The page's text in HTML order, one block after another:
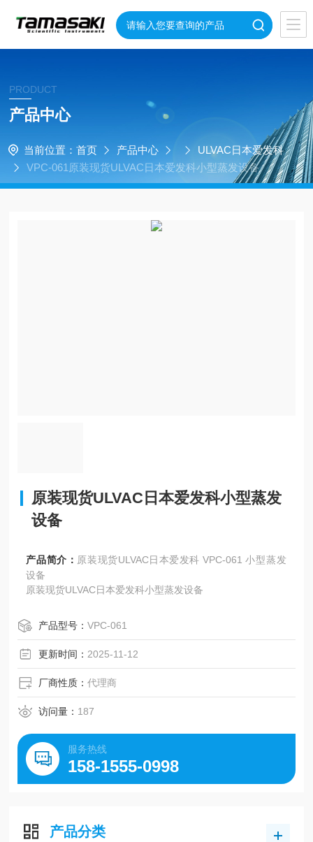
PRODUCT
产品中心
当前位置： 首页 产品中心
ULVAC日本爱发科
VPC-061原装现货ULVAC日本爱发科小型蒸发设备
原装现货ULVAC日本爱发科小型蒸发
设备
产品简介： 原装现货ULVAC日本爱发科 VPC-061 小型蒸发
设备
原装现货ULVAC日本爱发科小型蒸发设备
产品型号：VPC-061
更新时间： 2025-11-12
厂商性质：代理商
访问量： 187
服务热线
158-1555-0998
产品分类